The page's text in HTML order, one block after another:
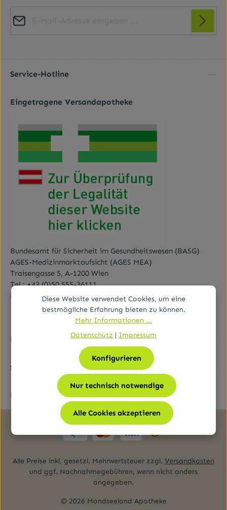
Kenntnis genommen und die
gelesen und bin
Service-Hotline
Eingetragene Versandapotheke
Bundesamt für Sicherheit im Gesundheitswesen (BASG)
AGES-Medizinmarktaufsicht (AGES MEA)
Traisengasse 5, A-1200 Wien
Tel.:+43 (0)50 555-36111
E-Mail:
fernabsatz@ages.at
Rechtliches
Service
Folge uns
© 2026 Mondseeland Apotheke
Alle Preise inkl. gesetzl. Mehrwertsteuer zzgl. Versandkosten
und ggf. Nachnahmegebühren, wenn nicht anders
angegeben.
Diese Website verwendet Cookies, um eine
bestmögliche Erfahrung bieten zu können.
Mehr Informationen ...
Datenschutz | Impressum
Nur technisch notwendige
Konfigurieren
Alle Cookies akzeptieren